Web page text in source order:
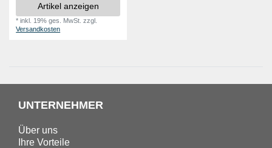
Artikel anzeigen
*inkl. 19% ges. MwSt. zzgl.
Versandkosten
UNTERNEHMER
Über uns
Ihre Vorteile